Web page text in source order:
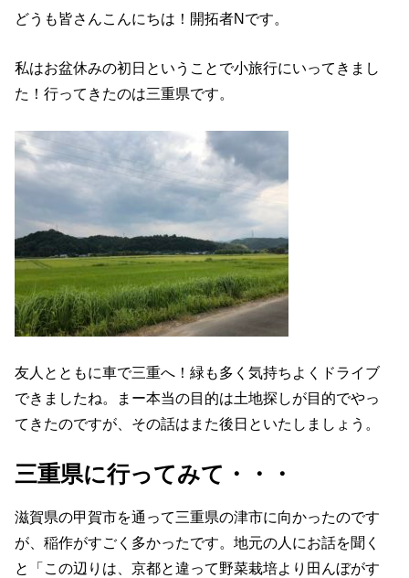
どうも皆さんこんにちは！開拓者Nです。
私はお盆休みの初日ということで小旅行にいってきまし
た！行ってきたのは三重県です。
友人とともに車で三重へ！緑も多く気持ちよくドライブ
できましたね。まー本当の目的は土地探しが目的でやっ
てきたのですが、その話はまた後日といたしましょう。
三重県に行ってみて・・・
滋賀県の甲賀市を通って三重県の津市に向かったのです
が、稲作がすごく多かったです。地元の人にお話を聞く
と「この辺りは、京都と違って野菜栽培より田んぼがす